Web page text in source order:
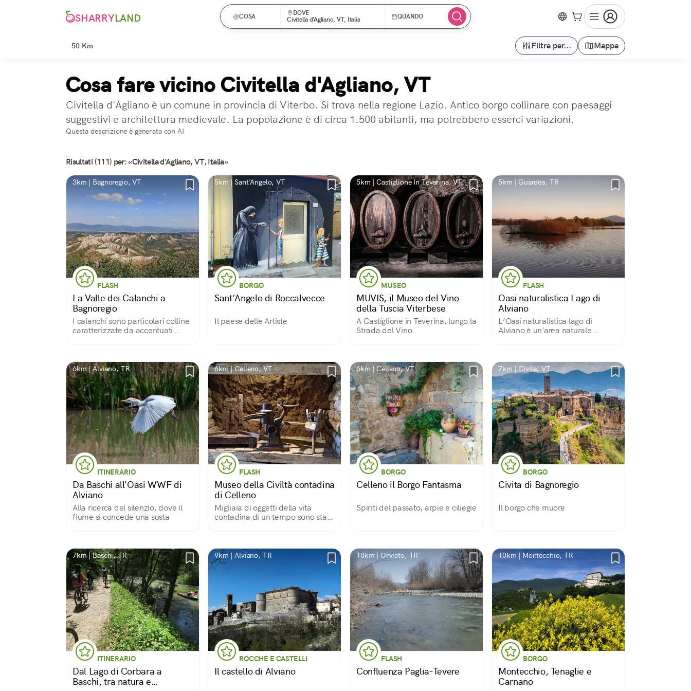
SHARRYLAND COSA
DOVE
Civitella d'Agliano, VT, Italia
QUANDO
50 Km Filtra per... Mappa
Cosa fare vicino Civitella d'Agliano, VT
Civitella d'Agliano è un comune in provincia di Viterbo. Si trova nella regione Lazio. Antico borgo collinare con paesaggi
suggestivi e architettura medievale. La popolazione è di circa 1.500 abitanti, ma potrebbero esserci variazioni.
Questa descrizione è generata con AI
Risultati (111) per: «Civitella d'Agliano, VT, Italia»
3km | Bagnoregio, VT
FLASH
La Valle dei Calanchi a
Bagnoregio
I calanchi sono particolari colline
caratterizzate da accentuati
Valle dei Calanchi di Bagnoregio.
5km | Sant'Angelo, VT
BORGO
Sant’Angelo di Roccalvecce
Il paese delle Artiste
5km | Castiglione In Teverina, VT
MUSEO
MUVIS, il Museo del Vino
della Tuscia Viterbese
A Castiglione in Teverina, lungo la
Strada del Vino
5km | Guardea, TR
FLASH
Oasi naturalistica Lago di
Alviano
L’Oasi naturalistica lago di
Alviano è un'area naturale
puro relax a stretto contatto con
la natura.
6km | Alviano, TR
ITINERARIO
Da Baschi all'Oasi WWF di
Alviano
Alla ricerca del silenzio, dove il
fiume si concede una sosta
6km | Celleno, VT
FLASH
Museo della Civiltà contadina
di Celleno
Migliaia di oggetti della vita
contadina di un tempo sono stati
nel cuore della Tuscia viterbese.
6km | Celleno, VT
BORGO
Celleno il Borgo Fantasma
Spiriti del passato, arpie e ciliegie
7km | Civita, VT
BORGO
Civita di Bagnoregio
Il borgo che muore
7km | Baschi, TR
ITINERARIO
Dal Lago di Corbara a
Baschi, tra natura e
9km | Alviano, TR
ROCCHE E CASTELLI
Il castello di Alviano
10km | Orvieto, TR
FLASH
Confluenza Paglia-Tevere
10km | Montecchio, TR
BORGO
Montecchio, Tenaglie e
Carnano